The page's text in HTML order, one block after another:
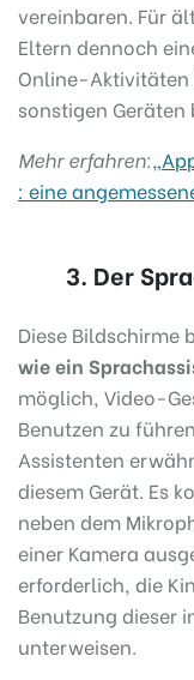
vereinbaren. Für
Eltern dennoch
Online-Aktivitäten
sonstigen Geräten
Mehr erfahren:
: eine
3. Der
Diese Bildschirme
wie ein
möglich, Video-
Benutzen zu
Assistenten
diesem Gerät. Es
neben dem
einer Kamera
erforderlich, die
Benutzung dieser
unterweisen.